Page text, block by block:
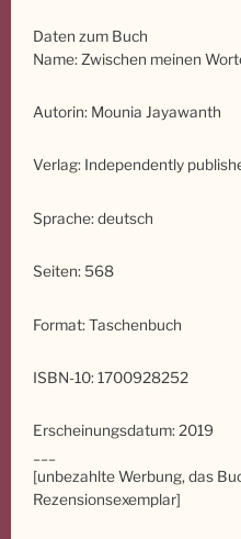
Daten zum Buch
Name: Zwischen meinen
Autorin: Mounia Jayawanth
Verlag: Independently
Sprache: deutsch
Seiten: 568
Format: Taschenbuch
ISBN-10: 1700928252
Erscheinungsdatum: 2019
[unbezahlte Werbung, das
Rezensionsexemplar]